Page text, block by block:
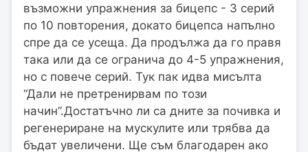
възможни упражнения за бицепс - 3 серий
по 10 повторения, докато бицепса напълно
спре да се усеща. Да продължа да го правя
така или да се огранича до 4-5 упражнения,
но с повече серий. Тук пак идва мисълта
“Дали не претренирвам по този
начин”.Достатъчно ли са дните за почивка и
регенериране на мускулите или трябва да
бъдат увеличени. Ще съм благодарен ако